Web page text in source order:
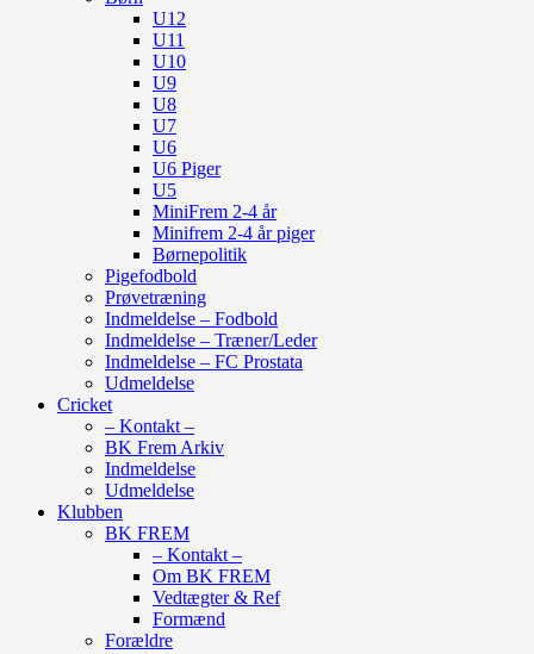
U12
U11
U10
U9
U8
U7
U6
U6 Piger
U5
MiniFrem 2-4 år
Minifrem 2-4 år piger
Børnepolitik
Pigefodbold
Prøvetræning
Indmeldelse – Fodbold
Indmeldelse – Træner/Leder
Indmeldelse – FC Prostata
Udmeldelse
Cricket
– Kontakt –
BK Frem Arkiv
Indmeldelse
Udmeldelse
Klubben
BK FREM
– Kontakt –
Om BK FREM
Vedtægter & Ref
Formænd
Forældre